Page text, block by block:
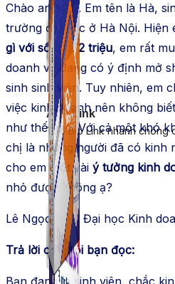
ATP Link
Tạo Bio Link nhanh chóng
Chào anh chị. Em tên là Hà,
trường đại học ở Hà Nội. Hiện
gì với số vốn 2 triệu, em rất
doanh và đang có ý định mở
sinh sinh viên. Tuy nhiên, em
việc kinh doanh nên không
như thế nào. Với cả một khó
chị là những người đã có kinh
cho em một vài ý tưởng kinh
nhỏ được không ạ?
Lê Ngọc Hà – Đại học Kinh
Trả lời câu hỏi bạn đọc:
Bạn đang là sinh viên, chắc